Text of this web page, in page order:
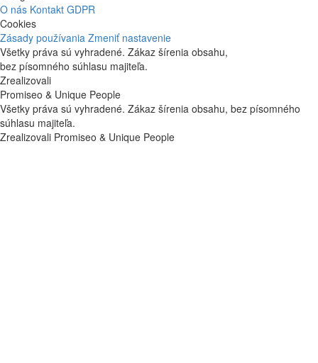
O nás Kontakt GDPR
Cookies
Zásady používania Zmeniť nastavenie
Všetky práva sú vyhradené. Zákaz šírenia obsahu,
bez písomného súhlasu majiteľa.
Zrealizovali
Promiseo & Unique People
Všetky práva sú vyhradené. Zákaz šírenia obsahu, bez písomného
súhlasu majiteľa.
Zrealizovali Promiseo & Unique People